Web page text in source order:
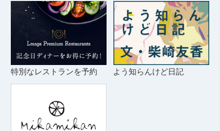
特別なレストランを予約 よう知らんけど日記